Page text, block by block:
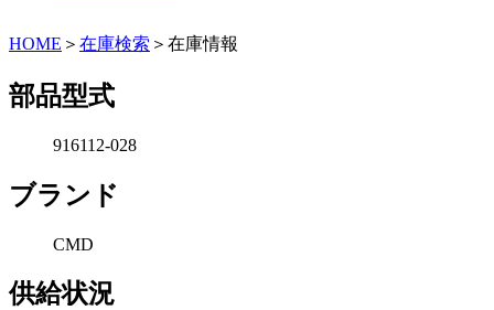
HOME ＞ 在庫検索 ＞在庫情報
部品型式
916112-028
ブランド
CMD
供給状況